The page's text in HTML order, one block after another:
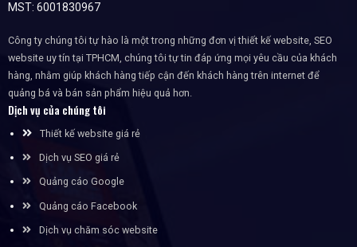
MST: 6001830967
Công ty chúng tôi tự hào là một trong những đơn vị thiết kế website, SEO
website uy tín tại TPHCM, chúng tôi tự tin đáp ứng mọi yêu cầu của khách
hàng, nhằm giúp khách hàng tiếp cận đến khách hàng trên internet để
quảng bá và bán sản phẩm hiệu quả hơn.
Dịch vụ của chúng tôi
Thiết kế website giá rẻ
Dịch vụ SEO giá rẻ
Quảng cáo Google
Quảng cáo Facebook
Dịch vụ chăm sóc website